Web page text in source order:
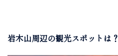
岩木山周辺の観光スポットは？